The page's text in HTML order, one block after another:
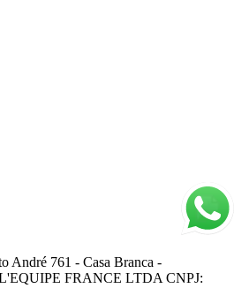
André 761 - Casa Branca -
FRANCE LTDA CNPJ: